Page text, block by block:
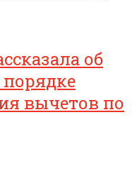
об
вычетов по